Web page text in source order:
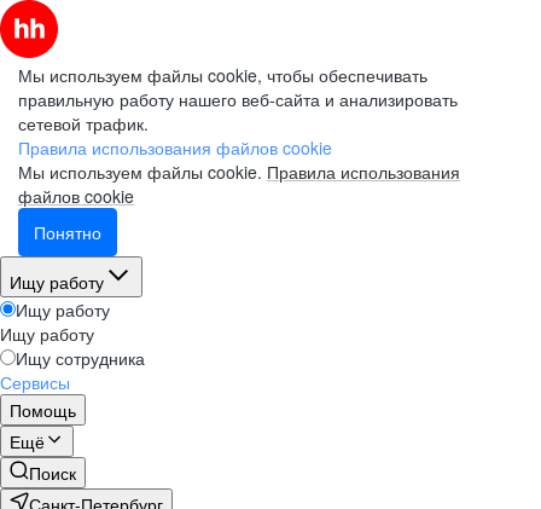
Мы используем файлы cookie, чтобы обеспечивать
правильную работу нашего веб-сайта и анализировать
сетевой трафик.
Правила использования файлов cookie
Мы используем файлы cookie. Правила использования
файлов cookie
Понятно
Ищу работу
Ищу работу
Ищу работу
Ищу сотрудника
Сервисы
Помощь
Ещё
Поиск
Санкт-Петербург